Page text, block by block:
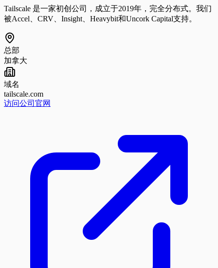
Tailscale 是一家初创公司，成立于2019年，完全分布式。我们
被Accel、CRV、Insight、Heavybit和Uncork Capital支持。
总部
加拿大
域名
tailscale.com
访问公司官网